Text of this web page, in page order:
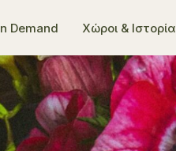
Demand Χώροι & Ιστορία